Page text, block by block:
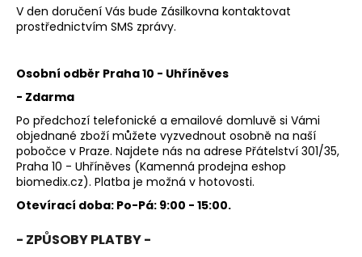
V den doručení Vás bude Zásilkovna kontaktovat
prostřednictvím SMS zprávy.
Osobní odběr Praha 10 - Uhříněves
- Zdarma
Po předchozí telefonické a emailové domluvě si Vámi
objednané zboží můžete vyzvednout osobně na naší
pobočce v Praze. Najdete nás na adrese Přátelství 301/35,
Praha 10 - Uhříněves (Kamenná prodejna eshop
biomedix.cz). Platba je možná v hotovosti.
Otevírací doba: Po-Pá: 9:00 - 15:00.
- ZPŮSOBY PLATBY -